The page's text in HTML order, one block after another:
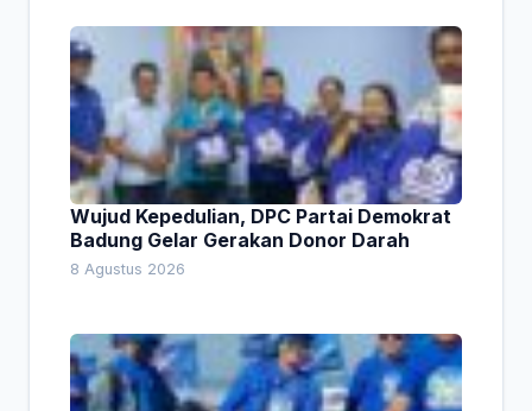
Wujud Kepedulian, DPC Partai Demokrat
Badung Gelar Gerakan Donor Darah
8 Agustus 2026